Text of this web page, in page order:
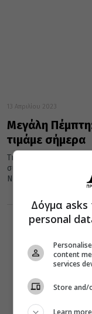
13 Απριλίου 2023
Μεγάλη
τιμάμε σήμερα
Τη Μεγάλη Πέμπτη
συνέβηκαν κατά τη
Νιπτήρα, την...
Δόγμα
personal
content
services
Store and/
Learn more